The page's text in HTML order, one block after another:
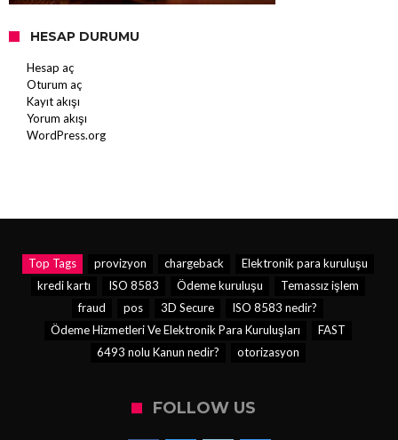
HESAP DURUMU
Hesap aç
Oturum aç
Kayıt akışı
Yorum akışı
WordPress.org
Top Tags provizyon chargeback
Elektronik para kuruluşu
kredi kartı
ISO 8583 Ödeme kuruluşu
Temassız işlem
fraud
pos 3D Secure
ISO 8583 nedir?
Ödeme Hizmetleri Ve Elektronik Para Kuruluşları
FAST
6493 nolu Kanun nedir?
otorizasyon
FOLLOW US